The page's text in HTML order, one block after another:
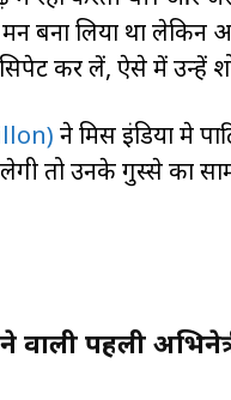
मन बना लिया था
कर लें, ऐसे में उन्हें
ने मिस इंडिया मे
तो उनके गुस्से का
वाली पहली